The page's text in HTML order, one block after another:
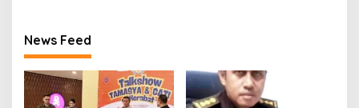
News Feed